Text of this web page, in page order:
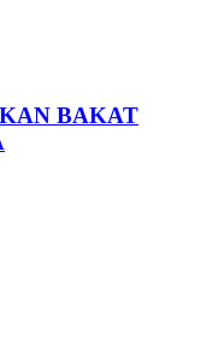
BAKAT